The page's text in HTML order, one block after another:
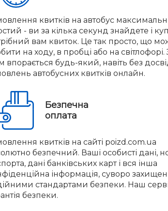
квитків на автобус
- ви за кілька секунд знайдете і
вам квиток. Це так просто, що
на ходу, в пробці або на світлофорі.
впорається будь-який, навіть без
автобусних квитків онлайн.
Безпечна
оплата
квитків на сайті poizd.com.ua
безпечний. Ваші особисті дані,
дані банківських карт і вся інша
інформація, суворо
стандартами безпеки. Наш
безпеки.